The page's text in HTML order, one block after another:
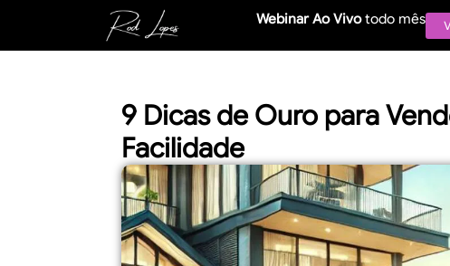
Webinar Ao Vivotodo mês
9 Dicas de Ouro para
Facilidade